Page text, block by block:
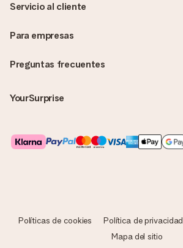
Preguntas frecuentes
YourSurprise
Servicio al cliente
Para empresas
Políticas de cookies Política de privacidad
Mapa del sitio